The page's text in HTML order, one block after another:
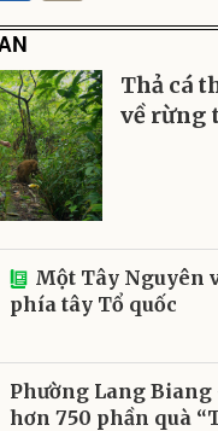
Thả cá
về rừng
Một Tây Nguyên
phía tây Tổ quốc
Phường Lang Biang
hơn 750 phần quà